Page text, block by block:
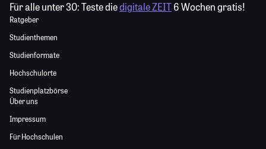
Für alle unter 30:Teste diedigitale ZEIT6 Wochen gratis!
Ratgeber
Studienthemen
Studienformate
Hochschulorte
Studienplatzbörse
Über uns
Impressum
Für Hochschulen